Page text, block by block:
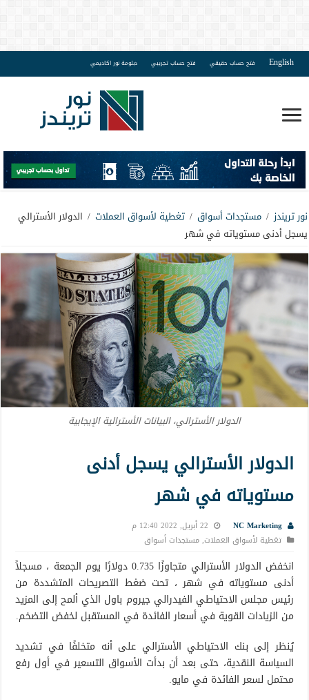
English فتح حساب حقيقي فتح حساب تجريبي دبلومة نور اكاديمي
نور تريندز / مستجدات أسواق / تغطية لأسواق العملات / الدولار الأسترالي
يسجل أدنى مستوياته في شهر
الدولار الأسترالي، البيانات الأسترالية الإيجابية
الدولار الأسترالي يسجل أدنى
مستوياته في شهر
NC Marketing
22 أبريل, 2022 12:40 م
تغطية لأسواق العملات,مستجدات أسواق
انخفض الدولار الأسترالي متجاوزًا 0.735 دولارًا يوم الجمعة ، مسجلاً
أدنى مستوياته في شهر ، تحت ضغط التصريحات المتشددة من
رئيس مجلس الاحتياطي الفيدرالي جيروم باول الذي ألمح إلى المزيد
من الزيادات القوية في أسعار الفائدة في المستقبل لخفض التضخم.
يُنظر إلى بنك الاحتياطي الأسترالي على أنه متخلفًا في تشديد
السياسة النقدية، حتى بعد أن بدأت الأسواق التسعير في أول رفع
محتمل لسعر الفائدة في مايو.